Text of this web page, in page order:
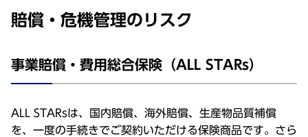
賠償・危機管理のリスク
事業賠償・費用総合保険（ALL STARs）
ALL STARsは、国内賠償、海外賠償、生産物品質補償
を、一度の手続きでご契約いただける保険商品です。さら